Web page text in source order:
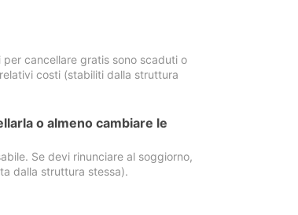
cancellare gratis sono scaduti o
costi (stabiliti dalla struttura
o almeno cambiare le
Se devi rinunciare al soggiorno,
dalla struttura stessa).